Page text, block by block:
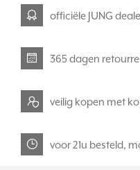
officiële JUNG
365 dagen
veilig kopen met
voor 21u besteld,